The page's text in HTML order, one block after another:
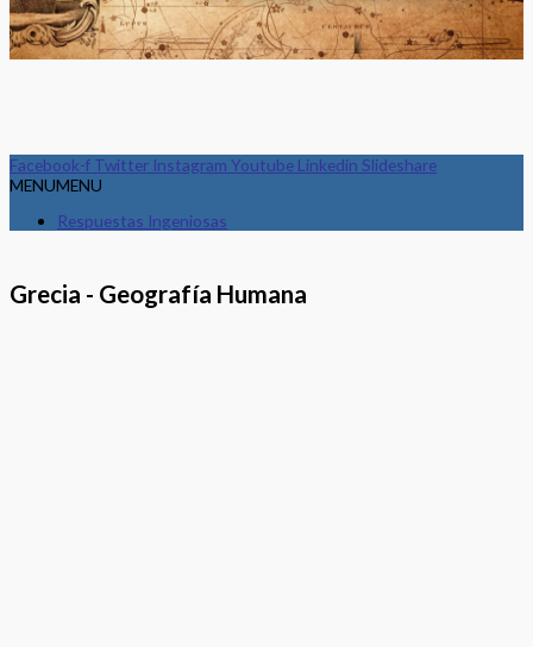
Facebook-f Twitter Instagram Youtube Linkedin Slideshare
MENUMENU
Respuestas Ingeniosas
Grecia - Geografía Humana